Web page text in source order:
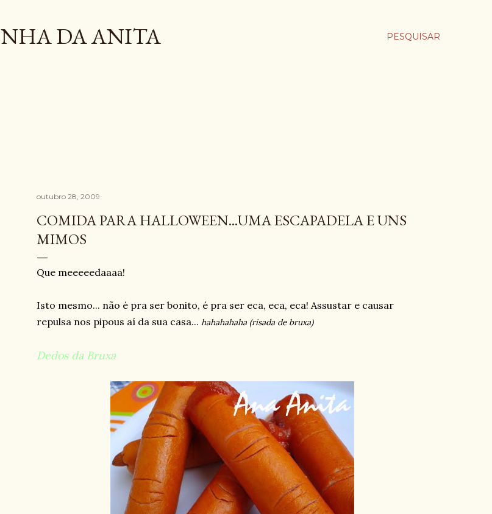
PESQUISAR
DA ANITA
outubro 28, 2009
COMIDA PARA HALLOWEEN...UMA ESCAPADELA E UNS
MIMOS
Que meeeeedaaaa!
Isto mesmo... não é pra ser bonito, é pra ser eca, eca, eca! Assustar e causar
repulsa nos pipous aí da sua casa... hahahahaha (risada de bruxa)
Dedos da Bruxa